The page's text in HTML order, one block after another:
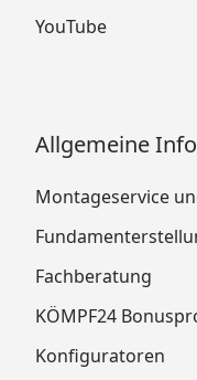
YouTube
Allgemeine
Montageservice
Fachberatung
KÖMPF24
Konfiguratoren